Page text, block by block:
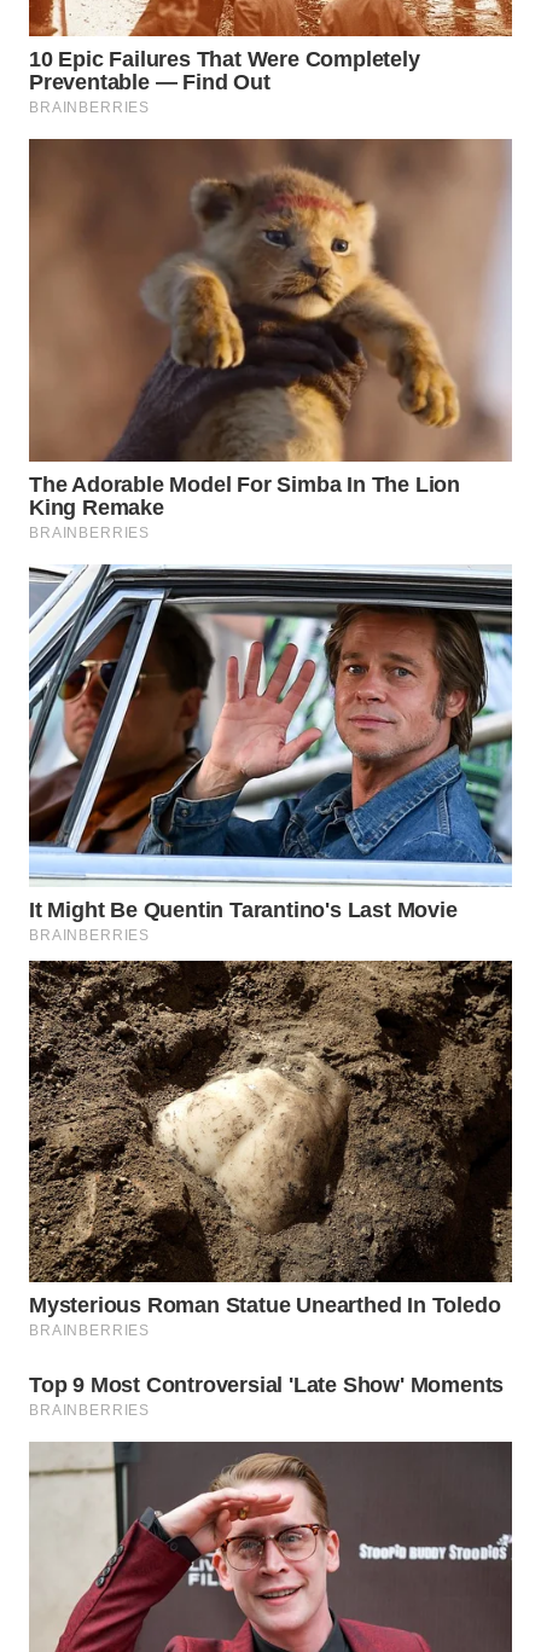
BEKASI
WN
BOGOR
WN
PADANG
LAWAS
WN
SUMEDANG
WN
CIANJUR
WN
KEPULAUAN
SERIBU
WN
TANGERANG
WN
BINJAI
WN
CIREBON
WN
INDRAMAYU
WN
KUNINGAN
WN
WN
SUBANG
SUKABUMI
WN
PURWAKARTA